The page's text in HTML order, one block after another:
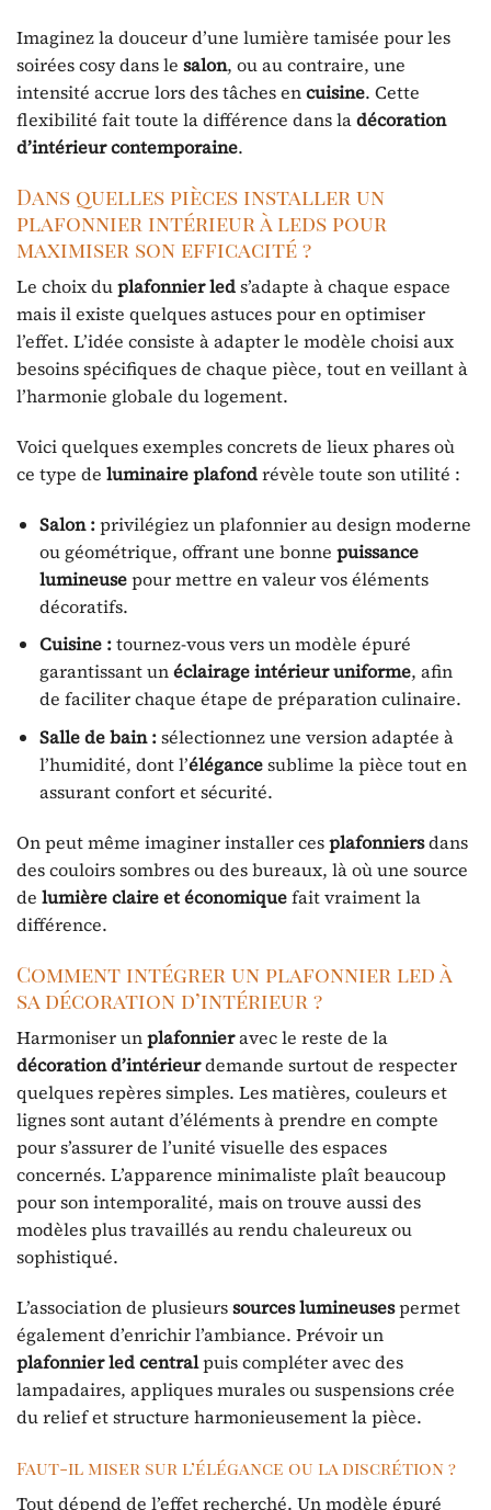
Imaginez la douceur d’une lumière tamisée pour les
soirées cosy dans le salon, ou au contraire, une
intensité accrue lors des tâches encuisine. Cette
flexibilité fait toute la différence dans ladécoration
d’intérieur contemporaine.
Dans quelles pièces installer un
plafonnier intérieur à leds pour
maximiser son efficacité ?
Le choix duplafonnier leds’adapte à chaque espace
mais il existe quelques astuces pour en optimiser
l’effet. L’idée consiste à adapter le modèle choisi aux
besoins spécifiques de chaque pièce, tout en veillant à
l’harmonie globale du logement.
Voici quelques exemples concrets de lieux phares où
ce type de luminaire plafondrévèle toute son utilité :
Salon :privilégiez un plafonnier au design moderne
ou géométrique, offrant une bonne puissance
lumineusepour mettre en valeur vos éléments
décoratifs.
Cuisine :tournez-vous vers un modèle épuré
garantissant unéclairage intérieur uniforme, afin
de faciliter chaque étape de préparation culinaire.
Salle de bain :sélectionnez une version adaptée à
l’humidité, dont l’élégancesublime la pièce tout en
assurant confort et sécurité.
On peut même imaginer installer cesplafonniersdans
des couloirs sombres ou des bureaux, là où une source
de lumière claire et économiquefait vraiment la
différence.
Comment intégrer un plafonnier led à
sa décoration d’intérieur ?
Harmoniser unplafonnieravec le reste de la
décoration d’intérieurdemande surtout de respecter
quelques repères simples. Les matières, couleurs et
lignes sont autant d’éléments à prendre en compte
pour s’assurer de l’unité visuelle des espaces
concernés. L’apparence minimaliste plaît beaucoup
pour son intemporalité, mais on trouve aussi des
modèles plus travaillés au rendu chaleureux ou
sophistiqué.
L’association de plusieurssources lumineusespermet
également d’enrichir l’ambiance. Prévoir un
plafonnier led centralpuis compléter avec des
lampadaires, appliques murales ou suspensions crée
du relief et structure harmonieusement la pièce.
Faut-il miser sur l’élégance ou la discrétion ?
Tout dépend de l’effet recherché. Un modèle épuré